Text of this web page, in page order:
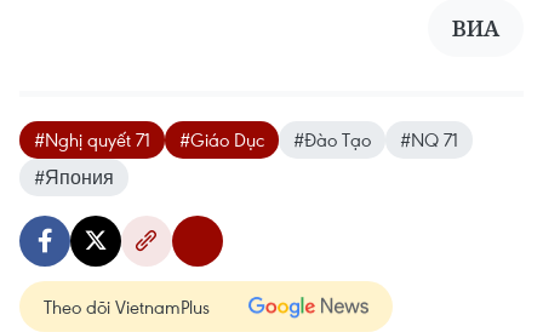
ВИА
#Nghị quyết 71 #Giáo Dục #Đào Tạo
#NQ 71
#Япония
Theo dõi VietnamPlus